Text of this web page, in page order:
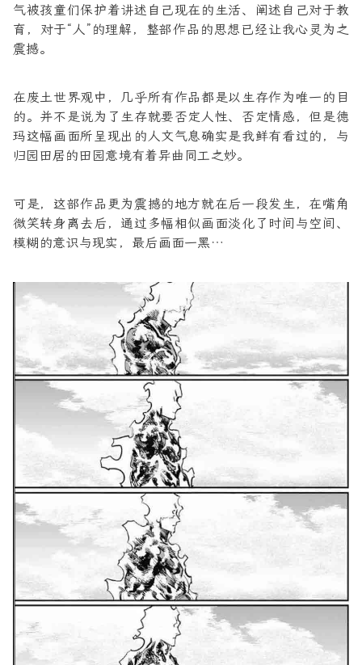
气被孩童们保护着讲述自己现在的生活、阐述自己对于教
育，对于“人”的理解，整部作品的思想已经让我心灵为之
震撼。
在废土世界观中，几乎所有作品都是以生存作为唯一的目
的。并不是说为了生存就要否定人性、否定情感，但是德
玛这幅画面所呈现出的人文气息确实是我鲜有看过的，与
归园田居的田园意境有着异曲同工之妙。
可是，这部作品更为震撼的地方就在后一段发生，在嘴角
微笑转身离去后，通过多幅相似画面淡化了时间与空间、
模糊的意识与现实，最后画面一黑…